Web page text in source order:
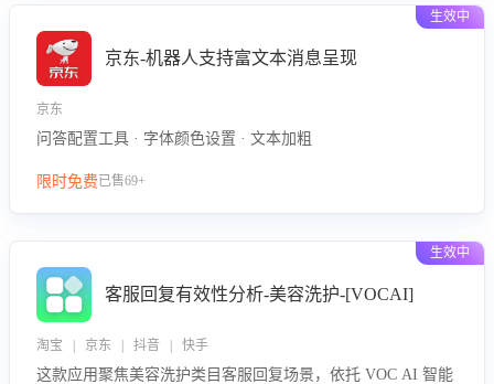
生效中
京东-机器人支持富文本消息呈现
京东
问答配置工具 · 字体颜色设置 · 文本加粗
限时免费已售69+
生效中
客服回复有效性分析-美容洗护-[VOCAI]
淘宝 | 京东 | 抖音 | 快手
这款应用聚焦美容洗护类目客服回复场景，依托 VOC AI 智能